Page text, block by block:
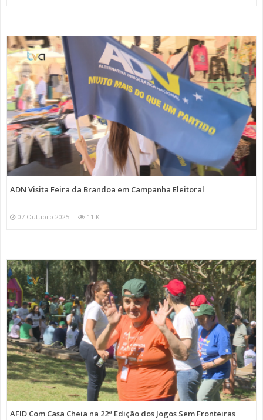
ADN Visita Feira da Brandoa em Campanha Eleitoral
07 Outubro 2025 11 K
AFID Com Casa Cheia na 22ª Edição dos Jogos Sem Fronteiras